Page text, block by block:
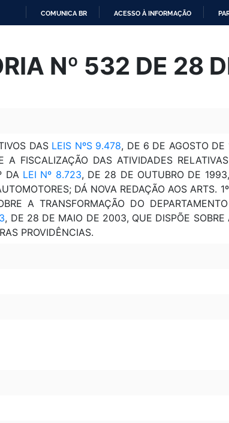
O
CONTEÚDO
COMUNICA BR ACESSO À INFORMAÇÃO
Nº 532 DE 28
DAS LEIS NºS 9.478, DE 6 DE AGOSTO DE
FISCALIZAÇÃO DAS ATIVIDADES
DA LEI Nº 8.723, DE 28 DE OUTUBRO DE
DÁ NOVA REDAÇÃO AOS ARTS.
A TRANSFORMAÇÃO DO
, DE 28 DE MAIO DE 2003, QUE DISPÕE SOBRE
PROVIDÊNCIAS.